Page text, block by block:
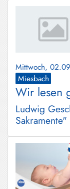
Mittwoch,
Miesbach
Wir lesen
Ludwig
Sakramente"